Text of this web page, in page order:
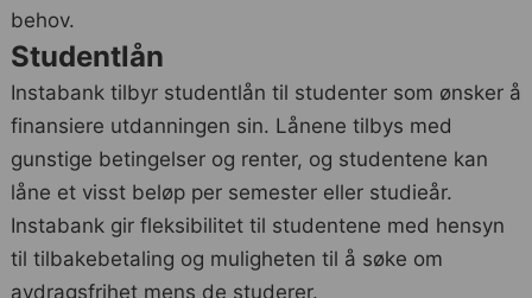
behov.
Studentlån
Instabank tilbyr studentlån til studenter som ønsker å
finansiere utdanningen sin. Lånene tilbys med
gunstige betingelser og renter, og studentene kan
låne et visst beløp per semester eller studieår.
Instabank gir fleksibilitet til studentene med hensyn
til tilbakebetaling og muligheten til å søke om
avdragsfrihet mens de studerer.